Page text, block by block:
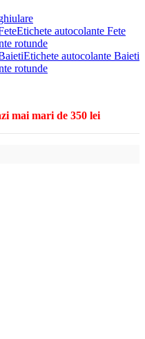
Etichete autocolante Fete
rotunde
Etichete autocolante Baieti
rotunde
mai mari de 350 lei